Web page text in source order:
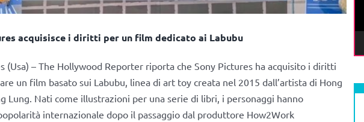
acquisisce i diritti per un film dedicato ai Labubu
(Usa) – The Hollywood Reporter riporta che Sony Pictures ha acquisito i diritti
un film basato sui Labubu, linea di art toy creata nel 2015 dall’artista di Hong
Lung. Nati come illustrazioni per una serie di libri, i personaggi hanno
internazionale dopo il passaggio dal produttore How2Work